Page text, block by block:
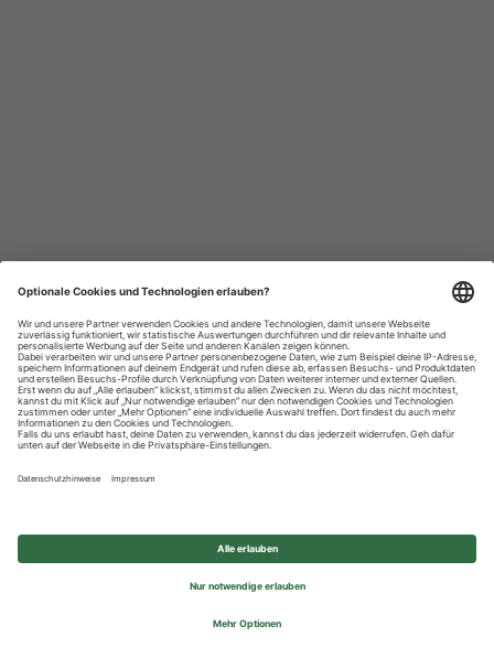
Datenschutzhinweise
Impressum
Privatsphäre-Einstellungen
© 2026 REWE Group - All rights reserved